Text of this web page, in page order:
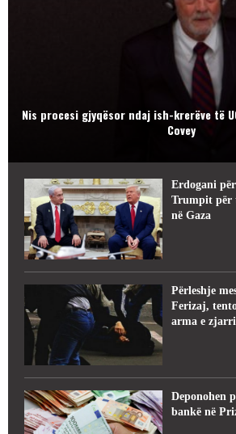
Nis procesi gjyqësor ndaj ish-krerëve të
Covey
Erdogani
Trumpit për
në Gaza
Përleshje
Ferizaj,
arma e
Deponohen
bankë në